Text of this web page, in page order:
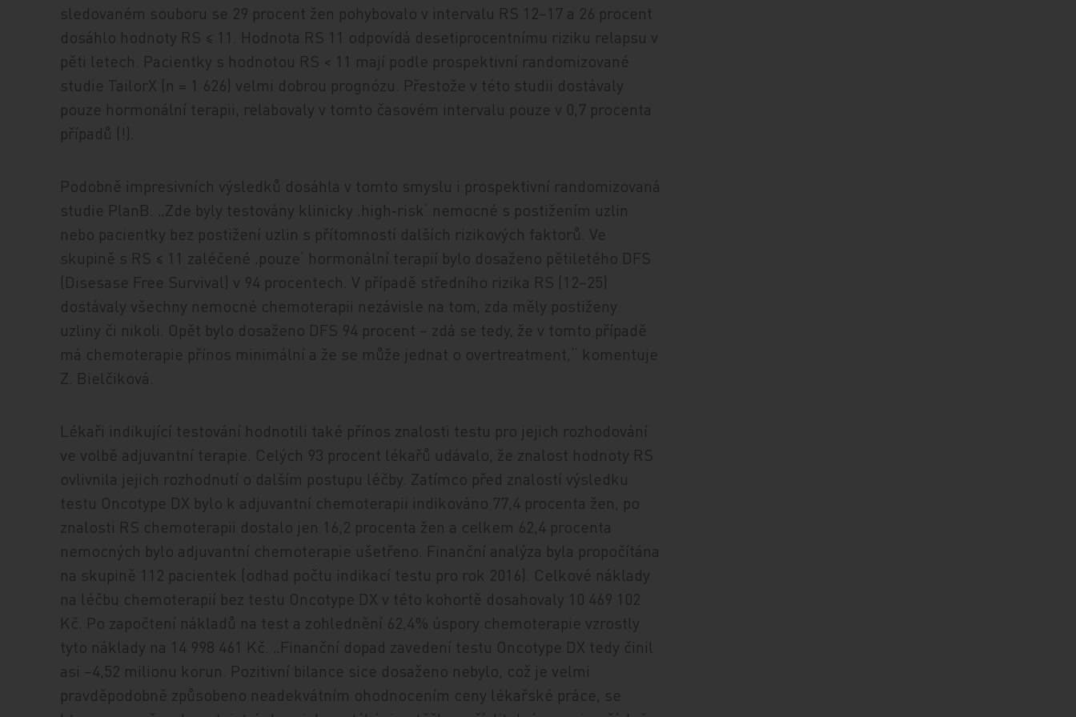
sledovaném souboru se 29 procent žen pohybovalo v intervalu RS 12–17 a 26 procent
dosáhlo hodnoty RS ≤ 11. Hodnota RS 11 odpovídá desetiprocentnímu riziku relapsu v
pěti letech. Pacientky s hodnotou RS < 11 mají podle prospektivní randomizované
studie TailorX (n = 1 626) velmi dobrou prognózu. Přestože v této studii dostávaly
pouze hormonální terapii, relabovaly v tomto časovém intervalu pouze v 0,7 procenta
případů (!).
Podobně impresivních výsledků dosáhla v tomto smyslu i prospektivní randomizovaná
studie PlanB. „Zde byly testovány klinicky ‚high‑risk‘ nemocné s postižením uzlin
nebo pacientky bez postižení uzlin s přítomností dalších rizikových faktorů. Ve
skupině s RS ≤ 11 zaléčené ‚pouze‘ hormonální terapií bylo dosaženo pětiletého DFS
(Disesase Free Survival) v 94 procentech. V případě středního rizika RS (12–25)
dostávaly všechny nemocné chemoterapii nezávisle na tom, zda měly postiženy
uzliny či nikoli. Opět bylo dosaženo DFS 94 procent – zdá se tedy, že v tomto případě
má chemoterapie přínos minimální a že se může jednat o overtreatment,“ komentuje
Z. Bielčiková.
Lékaři indikující testování hodnotili také přínos znalosti testu pro jejich rozhodování
ve volbě adjuvantní terapie. Celých 93 procent lékařů udávalo, že znalost hodnoty RS
ovlivnila jejich rozhodnutí o dalším postupu léčby. Zatímco před znalostí výsledku
testu Oncotype DX bylo k adjuvantní chemoterapii indikováno 77,4 procenta žen, po
znalosti RS chemoterapii dostalo jen 16,2 procenta žen a celkem 62,4 procenta
nemocných bylo adjuvantní chemoterapie ušetřeno. Finanční analýza byla propočítána
na skupině 112 pacientek (odhad počtu indikací testu pro rok 2016). Celkové náklady
na léčbu chemoterapií bez testu Oncotype DX v této kohortě dosahovaly 10 469 102
Kč. Po započtení nákladů na test a zohlednění 62,4% úspory chemoterapie vzrostly
tyto náklady na 14 998 461 Kč. „Finanční dopad zavedení testu Oncotype DX tedy činil
asi –4,52 milionu korun. Pozitivní bilance sice dosaženo nebylo, což je velmi
pravděpodobně způsobeno neadekvátním ohodnocením ceny lékařské práce, se